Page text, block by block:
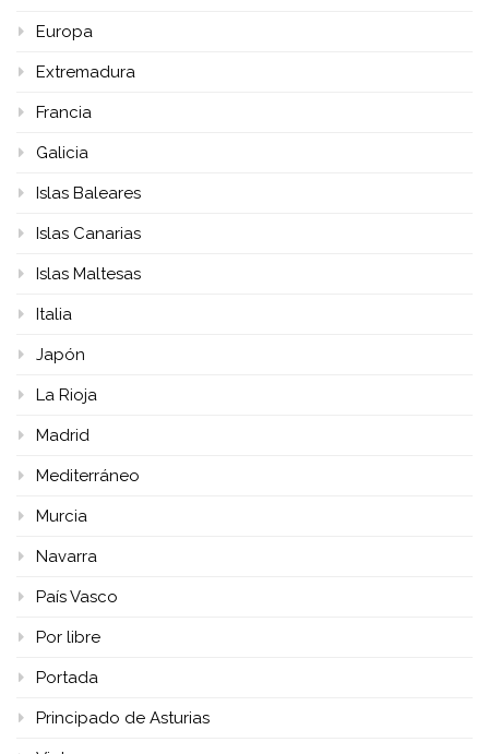
Europa
Extremadura
Francia
Galicia
Islas Baleares
Islas Canarias
Islas Maltesas
Italia
Japón
La Rioja
Madrid
Mediterráneo
Murcia
Navarra
País Vasco
Por libre
Portada
Principado de Asturias